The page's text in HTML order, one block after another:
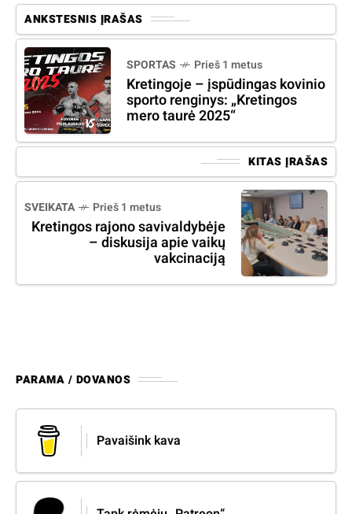
ANKSTESNIS ĮRAŠAS
SPORTAS Prieš 1 metus
Kretingoje – įspūdingas kovinio
sporto renginys: „Kretingos
mero taurė 2025“
KITAS ĮRAŠAS
SVEIKATA Prieš 1 metus
Kretingos rajono savivaldybėje
– diskusija apie vaikų
vakcinaciją
PARAMA / DOVANOS
Pavaišink kava